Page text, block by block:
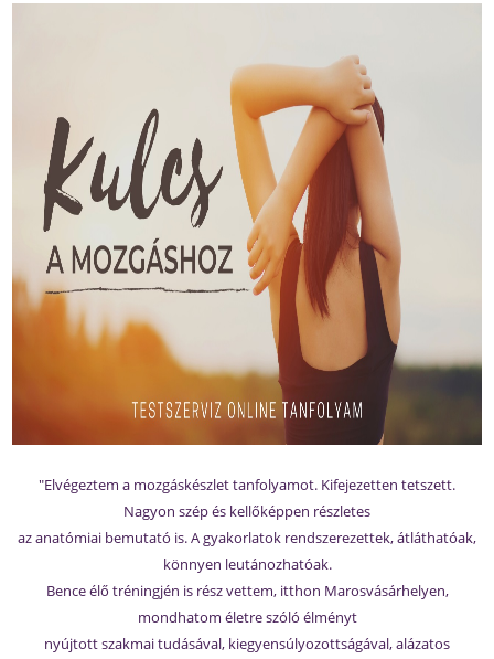
"Elvégeztem a mozgáskészlet tanfolyamot. Kifejezetten tetszett.
Nagyon szép és kellőképpen részletes
az anatómiai bemutató is. A gyakorlatok rendszerezettek, átláthatóak,
könnyen leutánozhatóak.
Bence élő tréningjén is rész vettem, itthon Marosvásárhelyen,
mondhatom életre szóló élményt
nyújtott szakmai tudásával, kiegyensúlyozottságával, alázatos